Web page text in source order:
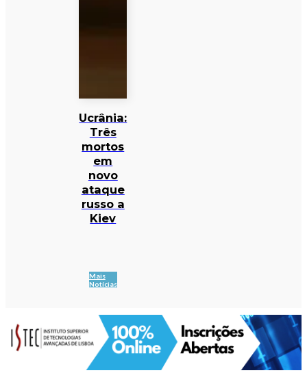
Ucrânia:
Três
mortos
em
novo
ataque
russo a
Kiev
Mais
Notícias